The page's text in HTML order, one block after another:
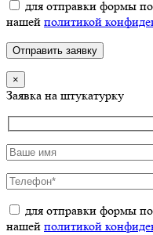
для отправки формы
нашей политикой
×
Заявка на штукатурку
для отправки формы
нашей политикой